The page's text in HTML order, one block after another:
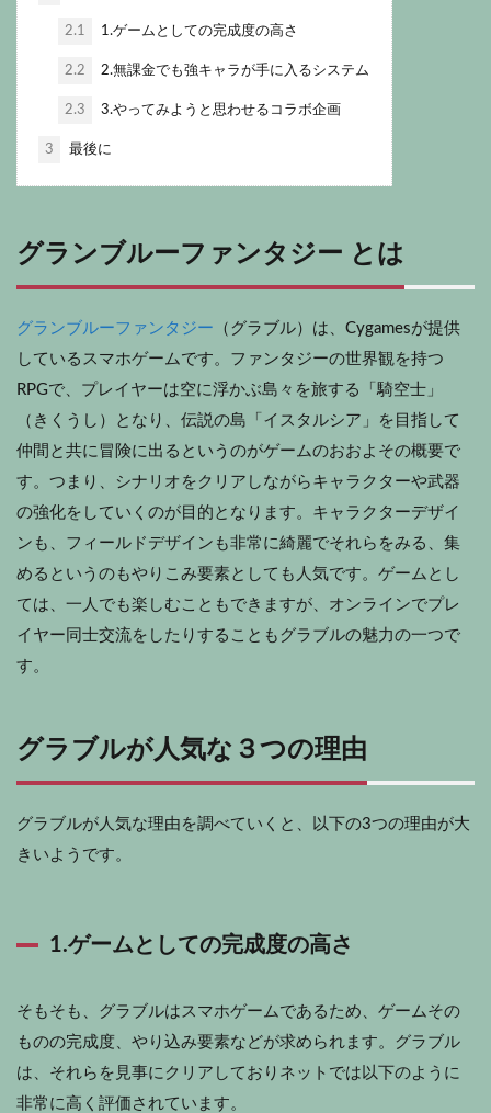
2.1 1.ゲームとしての完成度の高さ
2.2 2.無課金でも強キャラが手に入るシステム
2.3 3.やってみようと思わせるコラボ企画
3 最後に
グランブルーファンタジー とは
グランブルーファンタジー （グラブル）は、Cygamesが提供
しているスマホゲームです。ファンタジーの世界観を持つ
RPGで、プレイヤーは空に浮かぶ島々を旅する「騎空士」
（きくうし）となり、伝説の島「イスタルシア」を目指して
仲間と共に冒険に出るというのがゲームのおおよその概要で
す。つまり、シナリオをクリアしながらキャラクターや武器
の強化をしていくのが目的となります。キャラクターデザイ
ンも、フィールドデザインも非常に綺麗でそれらをみる、集
めるというのもやりこみ要素としても人気です。ゲームとし
ては、一人でも楽しむこともできますが、オンラインでプレ
イヤー同士交流をしたりすることもグラブルの魅力の一つで
す。
グラブルが人気な３つの理由
グラブルが人気な理由を調べていくと、以下の3つの理由が大
きいようです。
1.ゲームとしての完成度の高さ
そもそも、グラブルはスマホゲームであるため、ゲームその
ものの完成度、やり込み要素などが求められます。グラブル
は、それらを見事にクリアしておりネットでは以下のように
非常に高く評価されています。